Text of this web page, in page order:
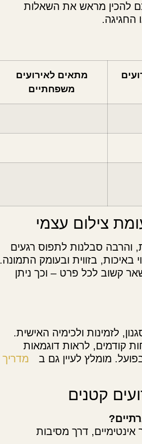
להכין מראש את השאלות
החגיגה.
מתאים לאירועים
משפחתיים
צילום עצמי
והרבה סבלנות לתפוס רגעים
בזווית ובעומק התמונה.
קשוב לכל פרט – וכך ניתן
לזמינות ולכימיה האישית.
קודמים, לראות דוגמאות
מומלץ לעיין גם ב
מדריך
קטנים
דרך מסיבות